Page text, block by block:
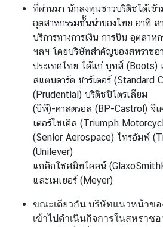
รั
บ
ค
น
ท
ย
ค
ม
สั
พั
น
ที่ผ่านมา นักลงทุนชาวบริติชได้เข้
อุตสาหกรรมชั้นนำของไทย อาทิ ส
บริการทางการเงิน การบิน อุตสา
ฯลฯ โดยบริษัทสำคัญของสหราชอ
ประเทศไทย ได้แก่ บูทส์ (Boots)
สแตนดาร์ด ชาร์เตอร์ (Standard
(Prudential) บริติชปิโตรเลียม
(บีพี)-คาสตรอล (BP-Castrol) จี
เตอร์ไซเคิล (Triumph
(Senior Aerospace) ไทรอัมพ์
(Unilever)
แกล็กโซสมิทไคลน์
และเมเยอร์ (Meyer)
ขณะเดียวกัน บริษัทแนวหน้าขอ
เข้าไปดำเนินกิจการในสหราช